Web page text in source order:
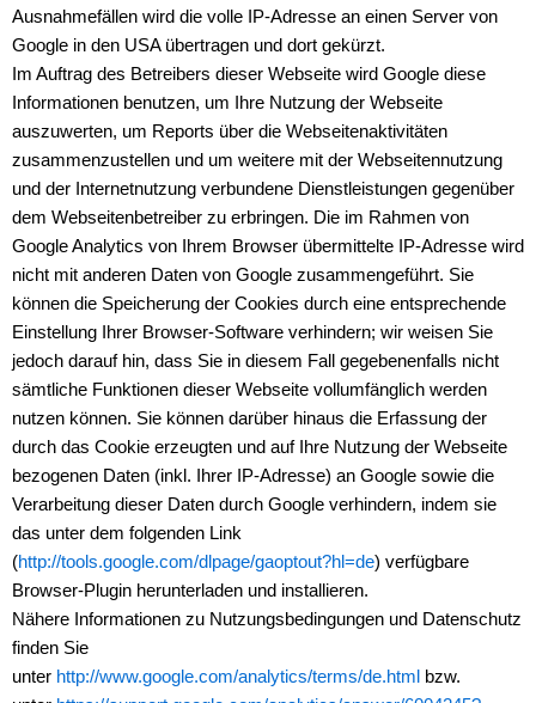
Ausnahmefällen wird die volle IP-Adresse an einen Server von
Google in den USA übertragen und dort gekürzt.
Im Auftrag des Betreibers dieser Webseite wird Google diese
Informationen benutzen, um Ihre Nutzung der Webseite
auszuwerten, um Reports über die Webseitenaktivitäten
zusammenzustellen und um weitere mit der Webseitennutzung
und der Internetnutzung verbundene Dienstleistungen gegenüber
dem Webseitenbetreiber zu erbringen. Die im Rahmen von
Google Analytics von Ihrem Browser übermittelte IP-Adresse wird
nicht mit anderen Daten von Google zusammengeführt. Sie
können die Speicherung der Cookies durch eine entsprechende
Einstellung Ihrer Browser-Software verhindern; wir weisen Sie
jedoch darauf hin, dass Sie in diesem Fall gegebenenfalls nicht
sämtliche Funktionen dieser Webseite vollumfänglich werden
nutzen können. Sie können darüber hinaus die Erfassung der
durch das Cookie erzeugten und auf Ihre Nutzung der Webseite
bezogenen Daten (inkl. Ihrer IP-Adresse) an Google sowie die
Verarbeitung dieser Daten durch Google verhindern, indem sie
das unter dem folgenden Link
(http://tools.google.com/dlpage/gaoptout?hl=de) verfügbare
Browser-Plugin herunterladen und installieren.
Nähere Informationen zu Nutzungsbedingungen und Datenschutz
finden Sie
unter http://www.google.com/analytics/terms/de.html
bzw.